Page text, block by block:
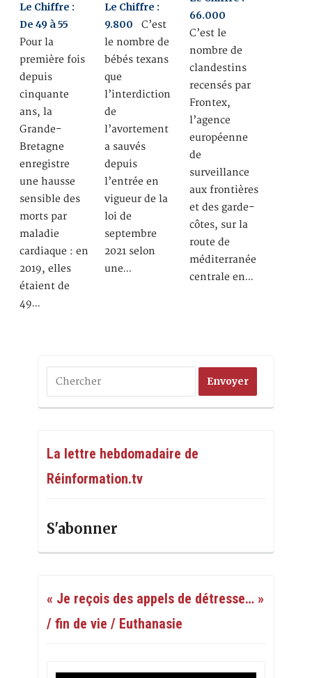
Le Chiffre :
De 49 à 55
Pour la
première fois
depuis
cinquante
ans, la
Grande-
Bretagne
enregistre
une hausse
sensible des
morts par
maladie
cardiaque : en
2019, elles
étaient de
49…
Le Chiffre :
9.800 C’est
le nombre de
bébés texans
que
l’interdiction
de
l’avortement
a sauvés
depuis
l’entrée en
vigueur de la
loi de
septembre
2021 selon
une…
66.000
C’est le
nombre de
clandestins
recensés par
Frontex,
l’agence
européenne
de
surveillance
aux frontières
et des garde-
côtes, sur la
route de
méditerranée
centrale en…
La lettre hebdomadaire de
Réinformation.tv
S'abonner
« Je reçois des appels de détresse… »
/ fin de vie / Euthanasie